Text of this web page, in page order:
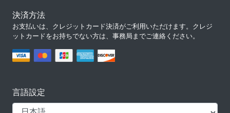
決済方法
お支払いは、クレジットカード決済がご利用いただけます。クレジ
ットカードをお持ちでない方は、事務局までご連絡ください。
言語設定